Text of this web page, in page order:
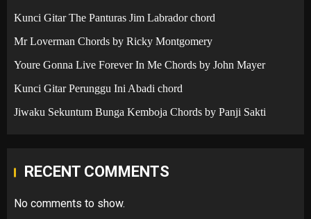
Kunci Gitar The Panturas Jim Labrador chord
Mr Loverman Chords by Ricky Montgomery
Youre Gonna Live Forever In Me Chords by John Mayer
Kunci Gitar Perunggu Ini Abadi chord
Jiwaku Sekuntum Bunga Kemboja Chords by Panji Sakti
RECENT COMMENTS
No comments to show.